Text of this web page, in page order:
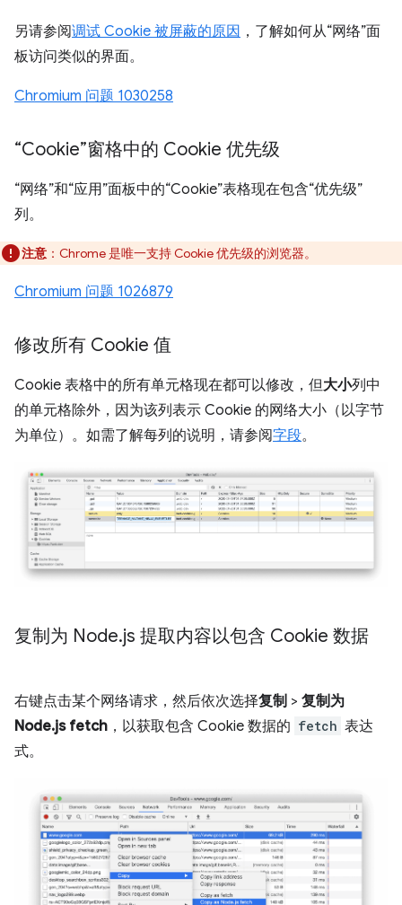
另请参阅调试 Cookie 被屏蔽的原因 ，了解如何从“网络”面
板访问类似的界面。
Chromium 问题 1030258
“Cookie”窗格中的 Cookie 优先级
“网络”和“应用”面板中的“Cookie”表格现在包含“优先级”
列。
注意 ：Chrome 是唯一支持 Cookie 优先级的浏览器。
Chromium 问题 1026879
修改所有 Cookie 值
Cookie 表格中的所有单元格现在都可以修改，但大小列中
的单元格除外，因为该列表示 Cookie 的网络大小（以字节
为单位）。如需了解每列的说明，请参阅字段。
复制为 Node.js 提取内容以包含 Cookie 数据
右键点击某个网络请求，然后依次选择复制 > 复制为
Node.js fetch ，以获取包含 Cookie 数据的 fetch 表达
式。